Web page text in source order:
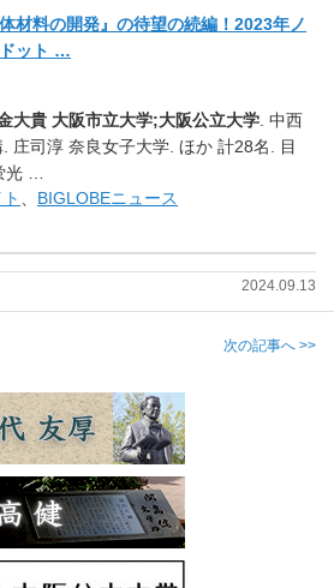
材料の開発』の待望の続編！ 2023年ノ
ット …
大貴 大阪市立大学;大阪公立大学 . 中西
庄司淳 奈良女子大学. ほか 計28名. 目
光 …
BIGLOBEニュース
2024.09.13
次の記事へ >>